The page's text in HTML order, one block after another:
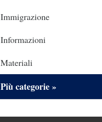
Immigrazione
Informazioni
Materiali
Più categorie »